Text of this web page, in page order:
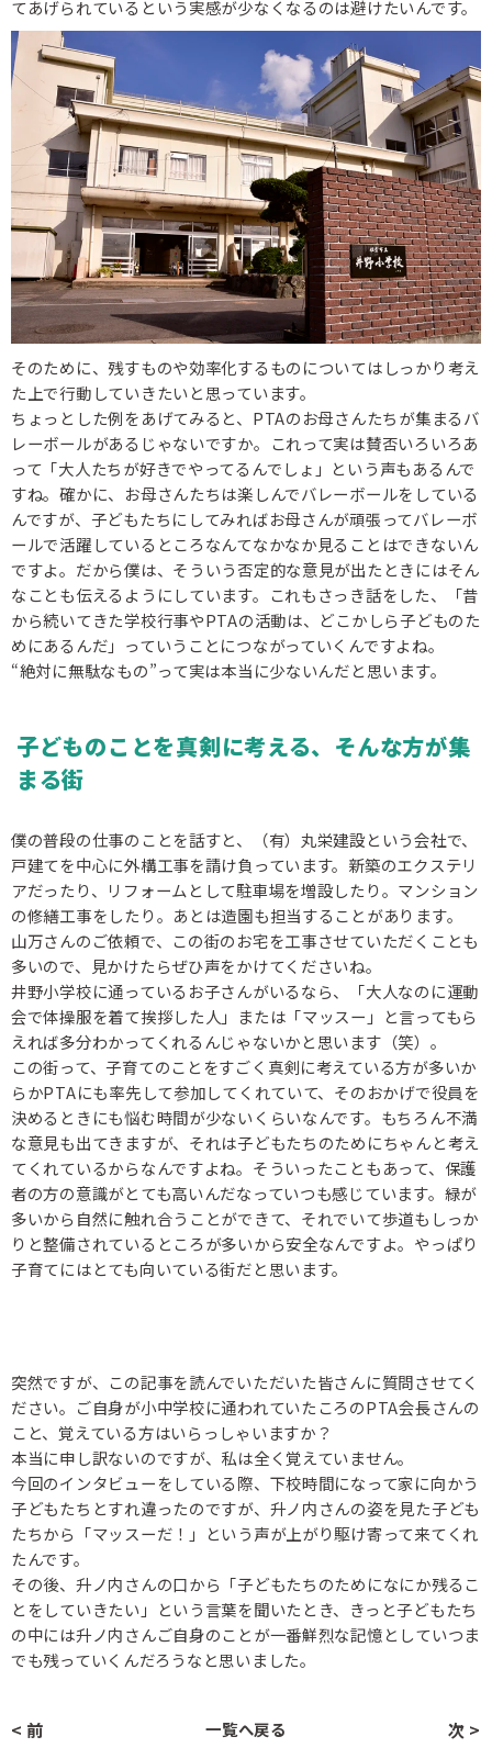
てあげられているという実感が少なくなるのは避けたいんです。
そのために、残すものや効率化するものについてはしっかり考え
た上で行動していきたいと思っています。
ちょっとした例をあげてみると、PTAのお母さんたちが集まるバ
レーボールがあるじゃないですか。これって実は賛否いろいろあ
って「大人たちが好きでやってるんでしょ」という声もあるんで
すね。確かに、お母さんたちは楽しんでバレーボールをしている
んですが、子どもたちにしてみればお母さんが頑張ってバレーボ
ールで活躍しているところなんてなかなか見ることはできないん
ですよ。だから僕は、そういう否定的な意見が出たときにはそん
なことも伝えるようにしています。これもさっき話をした、「昔
から続いてきた学校行事やPTAの活動は、どこかしら子どものた
めにあるんだ」っていうことにつながっていくんですよね。
“絶対に無駄なもの”って実は本当に少ないんだと思います。
子どものことを真剣に考える、そんな方が集
まる街
僕の普段の仕事のことを話すと、（有）丸栄建設という会社で、
戸建てを中心に外構工事を請け負っています。新築のエクステリ
アだったり、リフォームとして駐車場を増設したり。マンション
の修繕工事をしたり。あとは造園も担当することがあります。
山万さんのご依頼で、この街のお宅を工事させていただくことも
多いので、見かけたらぜひ声をかけてくださいね。
井野小学校に通っているお子さんがいるなら、「大人なのに運動
会で体操服を着て挨拶した人」または「マッスー」と言ってもら
えれば多分わかってくれるんじゃないかと思います（笑）。
この街って、子育てのことをすごく真剣に考えている方が多いか
らかPTAにも率先して参加してくれていて、そのおかげで役員を
決めるときにも悩む時間が少ないくらいなんです。もちろん不満
な意見も出てきますが、それは子どもたちのためにちゃんと考え
てくれているからなんですよね。そういったこともあって、保護
者の方の意識がとても高いんだなっていつも感じています。緑が
多いから自然に触れ合うことができて、それでいて歩道もしっか
りと整備されているところが多いから安全なんですよ。やっぱり
子育てにはとても向いている街だと思います。
突然ですが、この記事を読んでいただいた皆さんに質問させてく
ださい。ご自身が小中学校に通われていたころのPTA会長さんの
こと、覚えている方はいらっしゃいますか？
本当に申し訳ないのですが、私は全く覚えていません。
今回のインタビューをしている際、下校時間になって家に向かう
子どもたちとすれ違ったのですが、升ノ内さんの姿を見た子ども
たちから「マッスーだ！」という声が上がり駆け寄って来てくれ
たんです。
その後、升ノ内さんの口から「子どもたちのためになにか残るこ
とをしていきたい」という言葉を聞いたとき、きっと子どもたち
の中には升ノ内さんご自身のことが一番鮮烈な記憶としていつま
でも残っていくんだろうなと思いました。
一覧へ戻る
< 前 次 >